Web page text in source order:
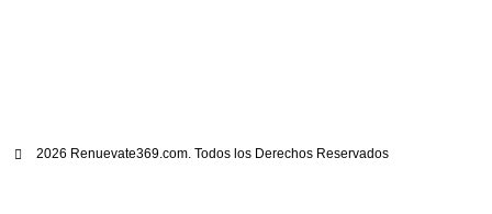
2026 Renuevate369.com. Todos los Derechos Reservados